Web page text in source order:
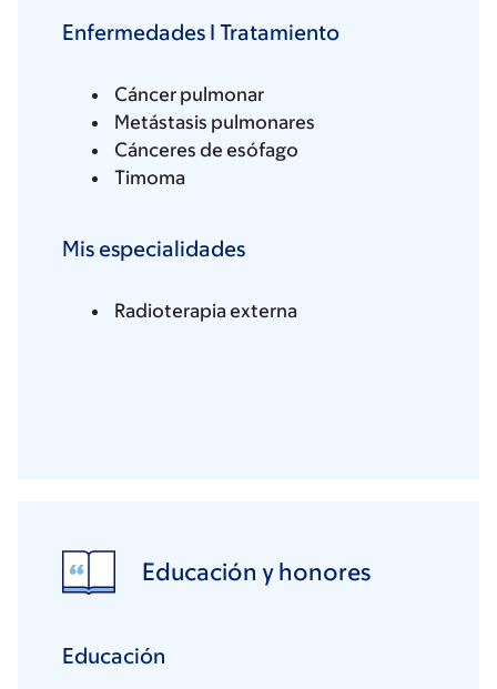
Enfermedades I Tratamiento
Cáncer pulmonar
Metástasis pulmonares
Cánceres de esófago
Timoma
Mis especialidades
Radioterapia externa
Educación y honores
Educación